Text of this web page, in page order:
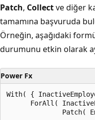
Patch, Collectve diğer
tamamına başvuruda
Örneğin, aşağıdaki
durumunu etkin olarak
Power Fx
With( {
ForAll(